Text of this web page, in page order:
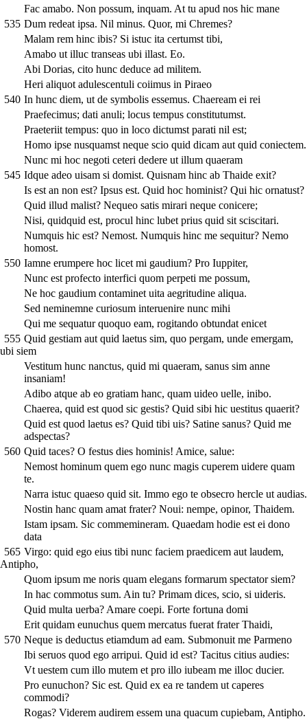
Fac amabo. Non possum, inquam. At tu apud nos hic mane
535 Dum redeat ipsa. Nil minus. Quor, mi Chremes?
Malam rem hinc ibis? Si istuc ita certumst tibi,
Amabo ut illuc transeas ubi illast. Eo.
Abi Dorias, cito hunc deduce ad militem.
Heri aliquot adulescentuli coiimus in Piraeo
540 In hunc diem, ut de symbolis essemus. Chaeream ei rei
Praefecimus; dati anuli; locus tempus constitutumst.
Praeteriit tempus: quo in loco dictumst parati nil est;
Homo ipse nusquamst neque scio quid dicam aut quid coniectem.
Nunc mi hoc negoti ceteri dedere ut illum quaeram
545 Idque adeo uisam si domist. Quisnam hinc ab Thaide exit?
Is est an non est? Ipsus est. Quid hoc hominist? Qui hic ornatust?
Quid illud malist? Nequeo satis mirari neque conicere;
Nisi, quidquid est, procul hinc lubet prius quid sit sciscitari.
Numquis hic est? Nemost. Numquis hinc me sequitur? Nemo
homost.
550 Iamne erumpere hoc licet mi gaudium? Pro Iuppiter,
Nunc est profecto interfici quom perpeti me possum,
Ne hoc gaudium contaminet uita aegritudine aliqua.
Sed neminemne curiosum interuenire nunc mihi
Qui me sequatur quoquo eam, rogitando obtundat enicet
555 Quid gestiam aut quid laetus sim, quo pergam, unde emergam,
ubi siem
Vestitum hunc nanctus, quid mi quaeram, sanus sim anne
insaniam!
Adibo atque ab eo gratiam hanc, quam uideo uelle, inibo.
Chaerea, quid est quod sic gestis? Quid sibi hic uestitus quaerit?
Quid est quod laetus es? Quid tibi uis? Satine sanus? Quid me
adspectas?
560 Quid taces? O festus dies hominis! Amice, salue:
Nemost hominum quem ego nunc magis cuperem uidere quam
te.
Narra istuc quaeso quid sit. Immo ego te obsecro hercle ut audias.
Nostin hanc quam amat frater? Noui: nempe, opinor, Thaidem.
Istam ipsam. Sic commemineram. Quaedam hodie est ei dono
data
565 Virgo: quid ego eius tibi nunc faciem praedicem aut laudem,
Antipho,
Quom ipsum me noris quam elegans formarum spectator siem?
In hac commotus sum. Ain tu? Primam dices, scio, si uideris.
Quid multa uerba? Amare coepi. Forte fortuna domi
Erit quidam eunuchus quem mercatus fuerat frater Thaidi,
570 Neque is deductus etiamdum ad eam. Submonuit me Parmeno
Ibi seruos quod ego arripui. Quid id est? Tacitus citius audies:
Vt uestem cum illo mutem et pro illo iubeam me illoc ducier.
Pro eunuchon? Sic est. Quid ex ea re tandem ut caperes
commodi?
Rogas? Viderem audirem essem una quacum cupiebam, Antipho.